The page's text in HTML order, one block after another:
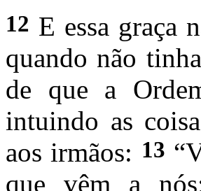
12 E essa graça
quando não
de que a
intuindo as
aos irmãos: 13
que vêm a nós;